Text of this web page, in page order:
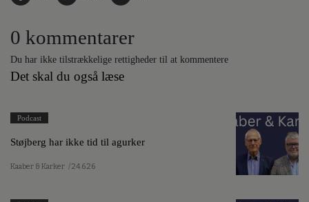
0 kommentarer
Du har ikke tilstrækkelige rettigheder til at kommentere
Det skal du også læse
Podcast
Støjberg har ikke tid til agurker
Kaaber & Karker / 24.6.26